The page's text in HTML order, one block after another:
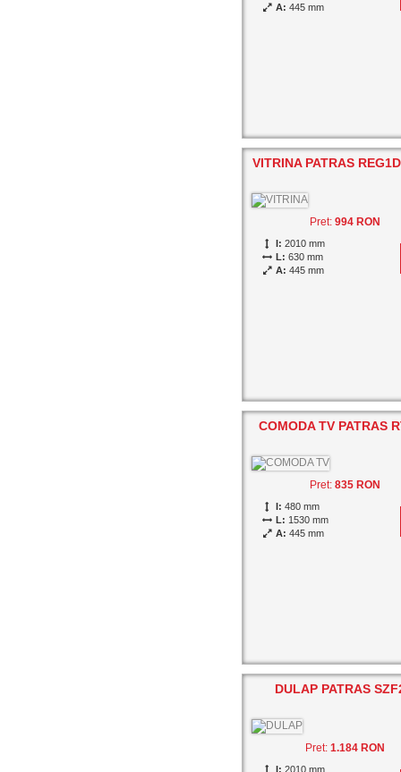
A: 445 mm
VITRINA PATRAS
Pret:994 RON
I: 2010 mm
L: 630 mm
A: 445 mm
COMODA TV PATRAS
Pret:835 RON
I: 480 mm
L: 1530 mm
A: 445 mm
DULAP PATRAS
Pret:1.184 RON
I: 2010 mm